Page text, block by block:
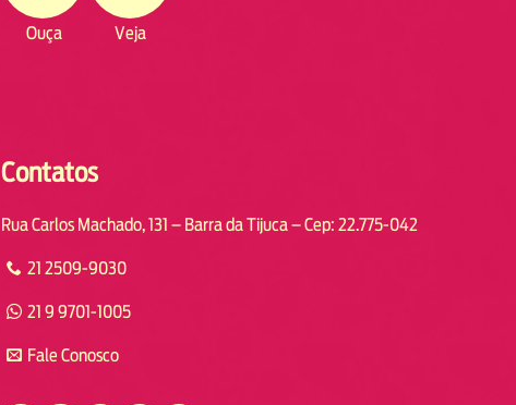
Ouça Veja
Contatos
Rua Carlos Machado, 131 – Barra da Tijuca – Cep: 22.775-042
21 2509-9030
21 9 9701-1005
Fale Conosco